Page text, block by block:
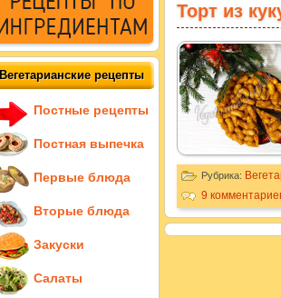
Торт из
Рубрика:
9
Вегетарианские рецепты
Постные рецепты
Постная выпечка
Первые блюда
Вторые блюда
Закуски
Салаты